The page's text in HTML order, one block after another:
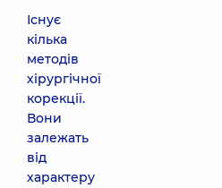
Існує
кілька
методів
хірургічної
корекції.
Вони
залежать
від
характеру